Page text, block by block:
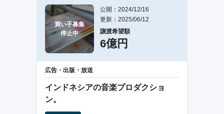
買い手募集
停止中
公開：2024/12/16
更新：2025/06/12
譲渡希望額
6億円
広告・出版・放送
インドネシアの音楽プロダクショ
ン。